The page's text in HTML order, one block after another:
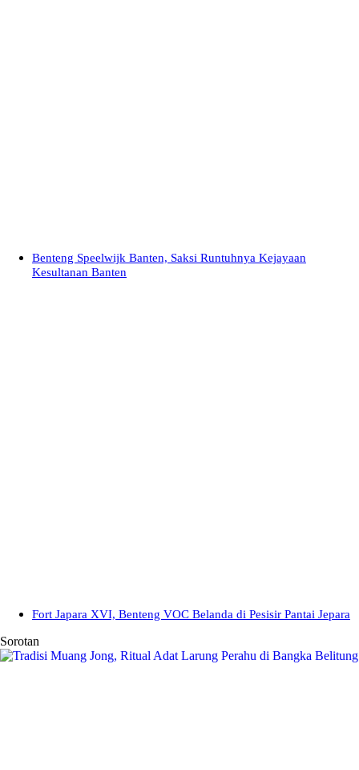
Benteng Speelwijk Banten, Saksi Runtuhnya Kejayaan
Kesultanan Banten
Fort Japara XVI, Benteng VOC Belanda di Pesisir Pantai Jepara
Sorotan